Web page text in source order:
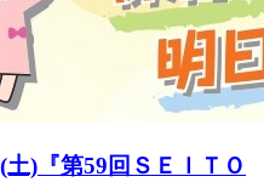
土)『第59回ＳＥＩＴＯ